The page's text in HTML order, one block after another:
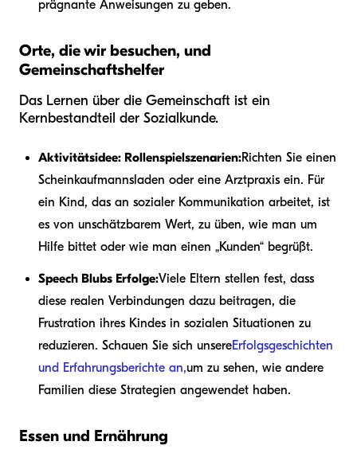
prägnante Anweisungen zu geben.
Orte, die wir besuchen, und
Gemeinschaftshelfer
Das Lernen über die Gemeinschaft ist ein
Kernbestandteil der Sozialkunde.
Aktivitätsidee: Rollenspielszenarien:Richten Sie einen
Scheinkaufmannsladen oder eine Arztpraxis ein. Für
ein Kind, das an sozialer Kommunikation arbeitet, ist
es von unschätzbarem Wert, zu üben, wie man um
Hilfe bittet oder wie man einen „Kunden“ begrüßt.
Speech Blubs Erfolge:Viele Eltern stellen fest, dass
diese realen Verbindungen dazu beitragen, die
Frustration ihres Kindes in sozialen Situationen zu
reduzieren. Schauen Sie sich unsereErfolgsgeschichten
und Erfahrungsberichte an,um zu sehen, wie andere
Familien diese Strategien angewendet haben.
Essen und Ernährung